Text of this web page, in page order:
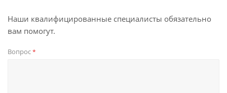
Наши квалифицированные специалисты обязательно
вам помогут.
Вопрос*